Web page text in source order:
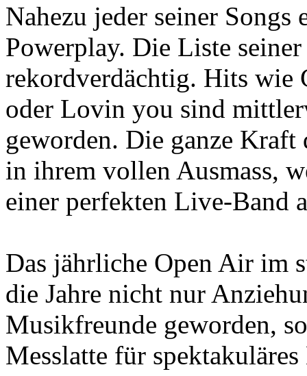
Nahezu jeder seiner
Powerplay. Die Liste
rekordverdächtig. Hits wie
oder Lovin you sind
geworden. Die ganze
in ihrem vollen Ausmass,
einer perfekten Live-Band
Das jährliche Open Air im
die Jahre nicht nur
Musikfreunde geworden,
Messlatte für